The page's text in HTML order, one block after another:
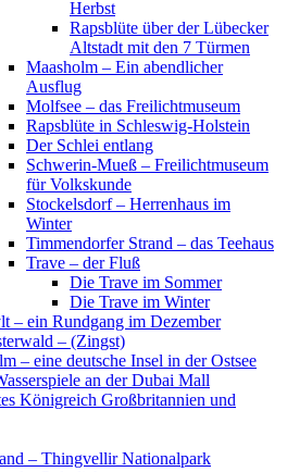
Herbst
Rapsblüte über der Lübecker
Altstadt mit den 7 Türmen
Maasholm – Ein abendlicher
Ausflug
Molfsee – das Freilichtmuseum
Rapsblüte in Schleswig-Holstein
Der Schlei entlang
Schwerin-Mueß – Freilichtmuseum
für Volkskunde
Stockelsdorf – Herrenhaus im
Winter
Timmendorfer Strand – das Teehaus
Trave – der Fluß
Die Trave im Sommer
Die Trave im Winter
– ein Rundgang im Dezember
– (Zingst)
– eine deutsche Insel in der Ostsee
an der Dubai Mall
Königreich Großbritannien und
– Thingvellir Nationalpark